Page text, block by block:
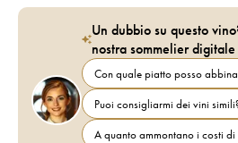
Un dubbio su questo
nostra sommelier digitale
Con quale piatto posso
Puoi consigliarmi dei vini
A quanto ammontano i costi di